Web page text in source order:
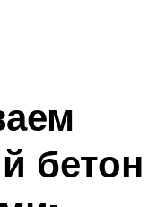
бетон